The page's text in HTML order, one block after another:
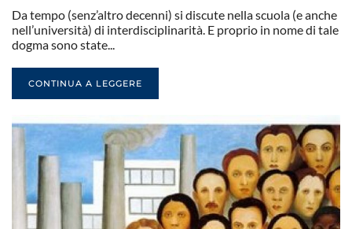
Da tempo (senz’altro decenni) si discute nella scuola (e anche
nell’università) di interdisciplinarità. E proprio in nome di tale
dogma sono state...
CONTINUA A LEGGERE